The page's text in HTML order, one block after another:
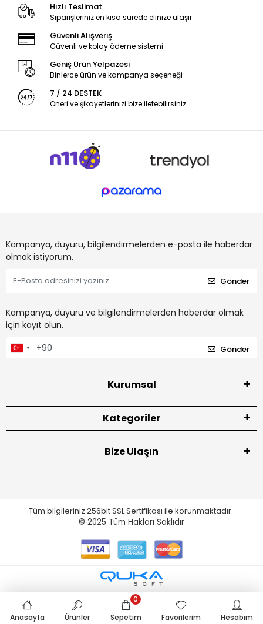
Hızlı Teslimat
Siparişleriniz en kısa sürede elinize ulaşır.
Güvenli Alışveriş
Güvenli ve kolay ödeme sistemi
Geniş Ürün Yelpazesi
Binlerce ürün ve kampanya seçeneği
7 / 24 DESTEK
Öneri ve şikayetlerinizi bize iletebilirsiniz.
Kampanya, duyuru, bilgilendirmelerden e-posta ile haberdar
olmak istiyorum.
Gönder
Kampanya, duyuru ve bilgilendirmelerden haberdar olmak
için kayıt olun.
Gönder
Kurumsal
Kategoriler
Bize Ulaşın
Tüm bilgileriniz 256bit SSL Sertifikası ile korunmaktadır.
© 2025 Tüm Hakları Saklıdır
Anasayfa Ürünler Sepetim
0
Favorilerim
Hesabım